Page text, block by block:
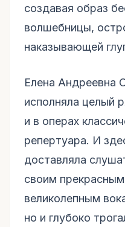
создавая образ
волшебницы,
наказывающей
Елена Андреевна
исполняла целый
и в операх
репертуара. И
доставляла
своим
великолепным
но и глубоко